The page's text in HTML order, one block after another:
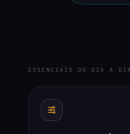
ESSENCIAIS DO DIA A DIA